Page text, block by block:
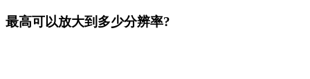
最高可以放大到多少分辨率?